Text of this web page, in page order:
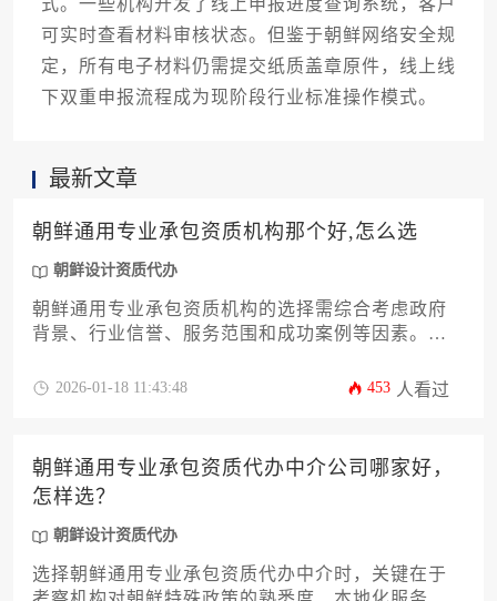
式。一些机构开发了线上申报进度查询系统，客户
可实时查看材料审核状态。但鉴于朝鲜网络安全规
定，所有电子材料仍需提交纸质盖章原件，线上线
下双重申报流程成为现阶段行业标准操作模式。
最新文章
朝鲜通用专业承包资质机构那个好,怎么选
朝鲜设计资质代办
朝鲜通用专业承包资质机构的选择需综合考虑政府
背景、行业信誉、服务范围和成功案例等因素。建
设省有直接合作关系的服务机构，并注重其本土化
2026-01-18 11:43:48 453 人看过
朝鲜通用专业承包资质代办中介公司哪家好，
怎样选？
朝鲜设计资质代办
选择朝鲜通用专业承包资质代办中介时，关键在于